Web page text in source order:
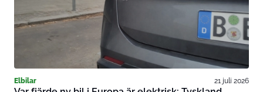
Elbilar 21 juli 2026